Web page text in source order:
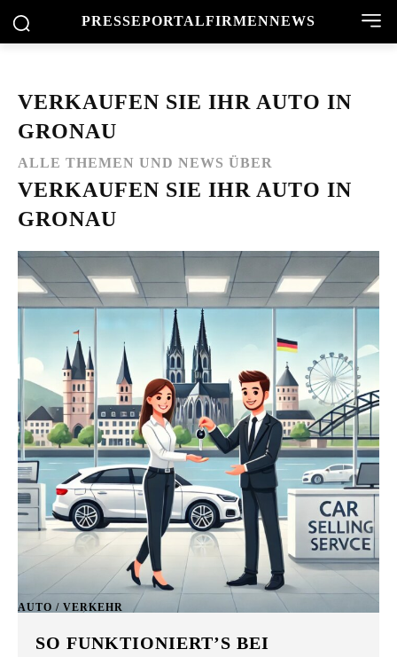
PRESSEPORTALFIRMENNEWS
VERKAUFEN SIE IHR AUTO IN
GRONAU
ALLE THEMEN UND NEWS ÜBER
VERKAUFEN SIE IHR AUTO IN
GRONAU
AUTO / VERKEHR
SO FUNKTIONIERT’S BEI